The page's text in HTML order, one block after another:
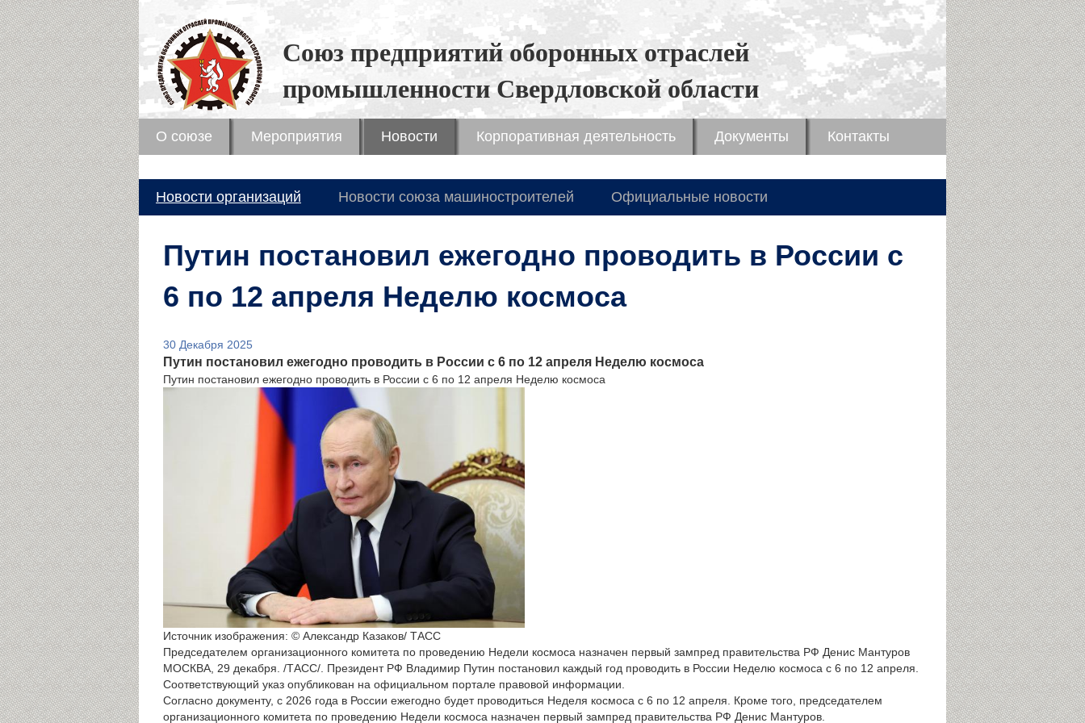
Союз предприятий оборонных отраслей
промышленности Свердловской области
О союзе Мероприятия Новости Корпоративная деятельность Документы Контакты
Новости организаций Новости союза машиностроителей Официальные новости
Путин постановил ежегодно проводить в России с
6 по 12 апреля Неделю космоса
30 Декабря 2025
Путин постановил ежегодно проводить в России с 6 по 12 апреля Неделю космоса
Путин постановил ежегодно проводить в России с 6 по 12 апреля Неделю космоса
Источник изображения: © Александр Казаков/ ТАСС
Председателем организационного комитета по проведению Недели космоса назначен первый зампред правительства РФ Денис Мантуров
МОСКВА, 29 декабря. /ТАСС/. Президент РФ Владимир Путин постановил каждый год проводить в России Неделю космоса с 6 по 12 апреля.
Соответствующий указ опубликован на официальном портале правовой информации.
Согласно документу, с 2026 года в России ежегодно будет проводиться Неделя космоса с 6 по 12 апреля. Кроме того, председателем
организационного комитета по проведению Недели космоса назначен первый зампред правительства РФ Денис Мантуров.